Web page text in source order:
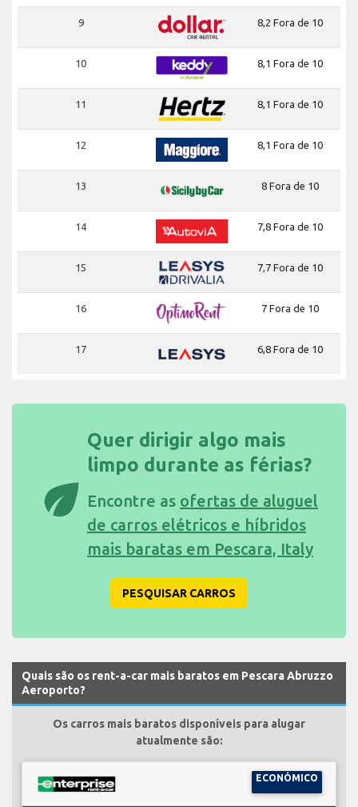
9 8,2 Fora de 10
10 8,1 Fora de 10
11 8,1 Fora de 10
12 8,1 Fora de 10
13 8 Fora de 10
14 7,8 Fora de 10
15 7,7 Fora de 10
16 7 Fora de 10
17 6,8 Fora de 10
eco
Quer dirigir algo mais
limpo durante as férias?
Encontre as ofertas de aluguel
de carros elétricos e híbridos
mais baratas em Pescara, Italy
PESQUISAR CARROS
Quais são os rent-a-car mais baratos em Pescara Abruzzo
Aeroporto?
Os carros mais baratos disponíveis para alugar
atualmente são:
ECONÓMICO